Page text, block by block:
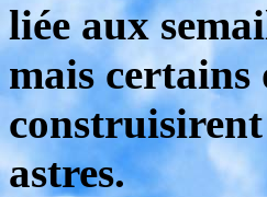
liée aux
mais
construisirent
astres.